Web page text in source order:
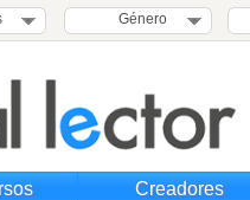
Género
Creadores